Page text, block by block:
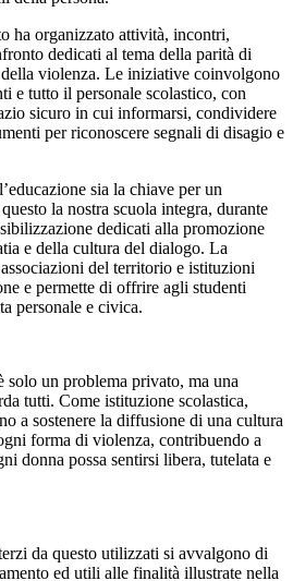
ha organizzato attività, incontri,
dedicati al tema della parità di
della violenza. Le iniziative coinvolgono
e tutto il personale scolastico, con
sicuro in cui informarsi, condividere
per riconoscere segnali di disagio e
sia la chiave per un
la nostra scuola integra, durante
dedicati alla promozione
e della cultura del dialogo. La
del territorio e istituzioni
e permette di offrire agli studenti
personale e civica.
solo un problema privato, ma una
tutti. Come istituzione scolastica,
a sostenere la diffusione di una cultura
forma di violenza, contribuendo a
donna possa sentirsi libera, tutelata e
da questo utilizzati si avvalgono di
ed utili alle finalità illustrate nella